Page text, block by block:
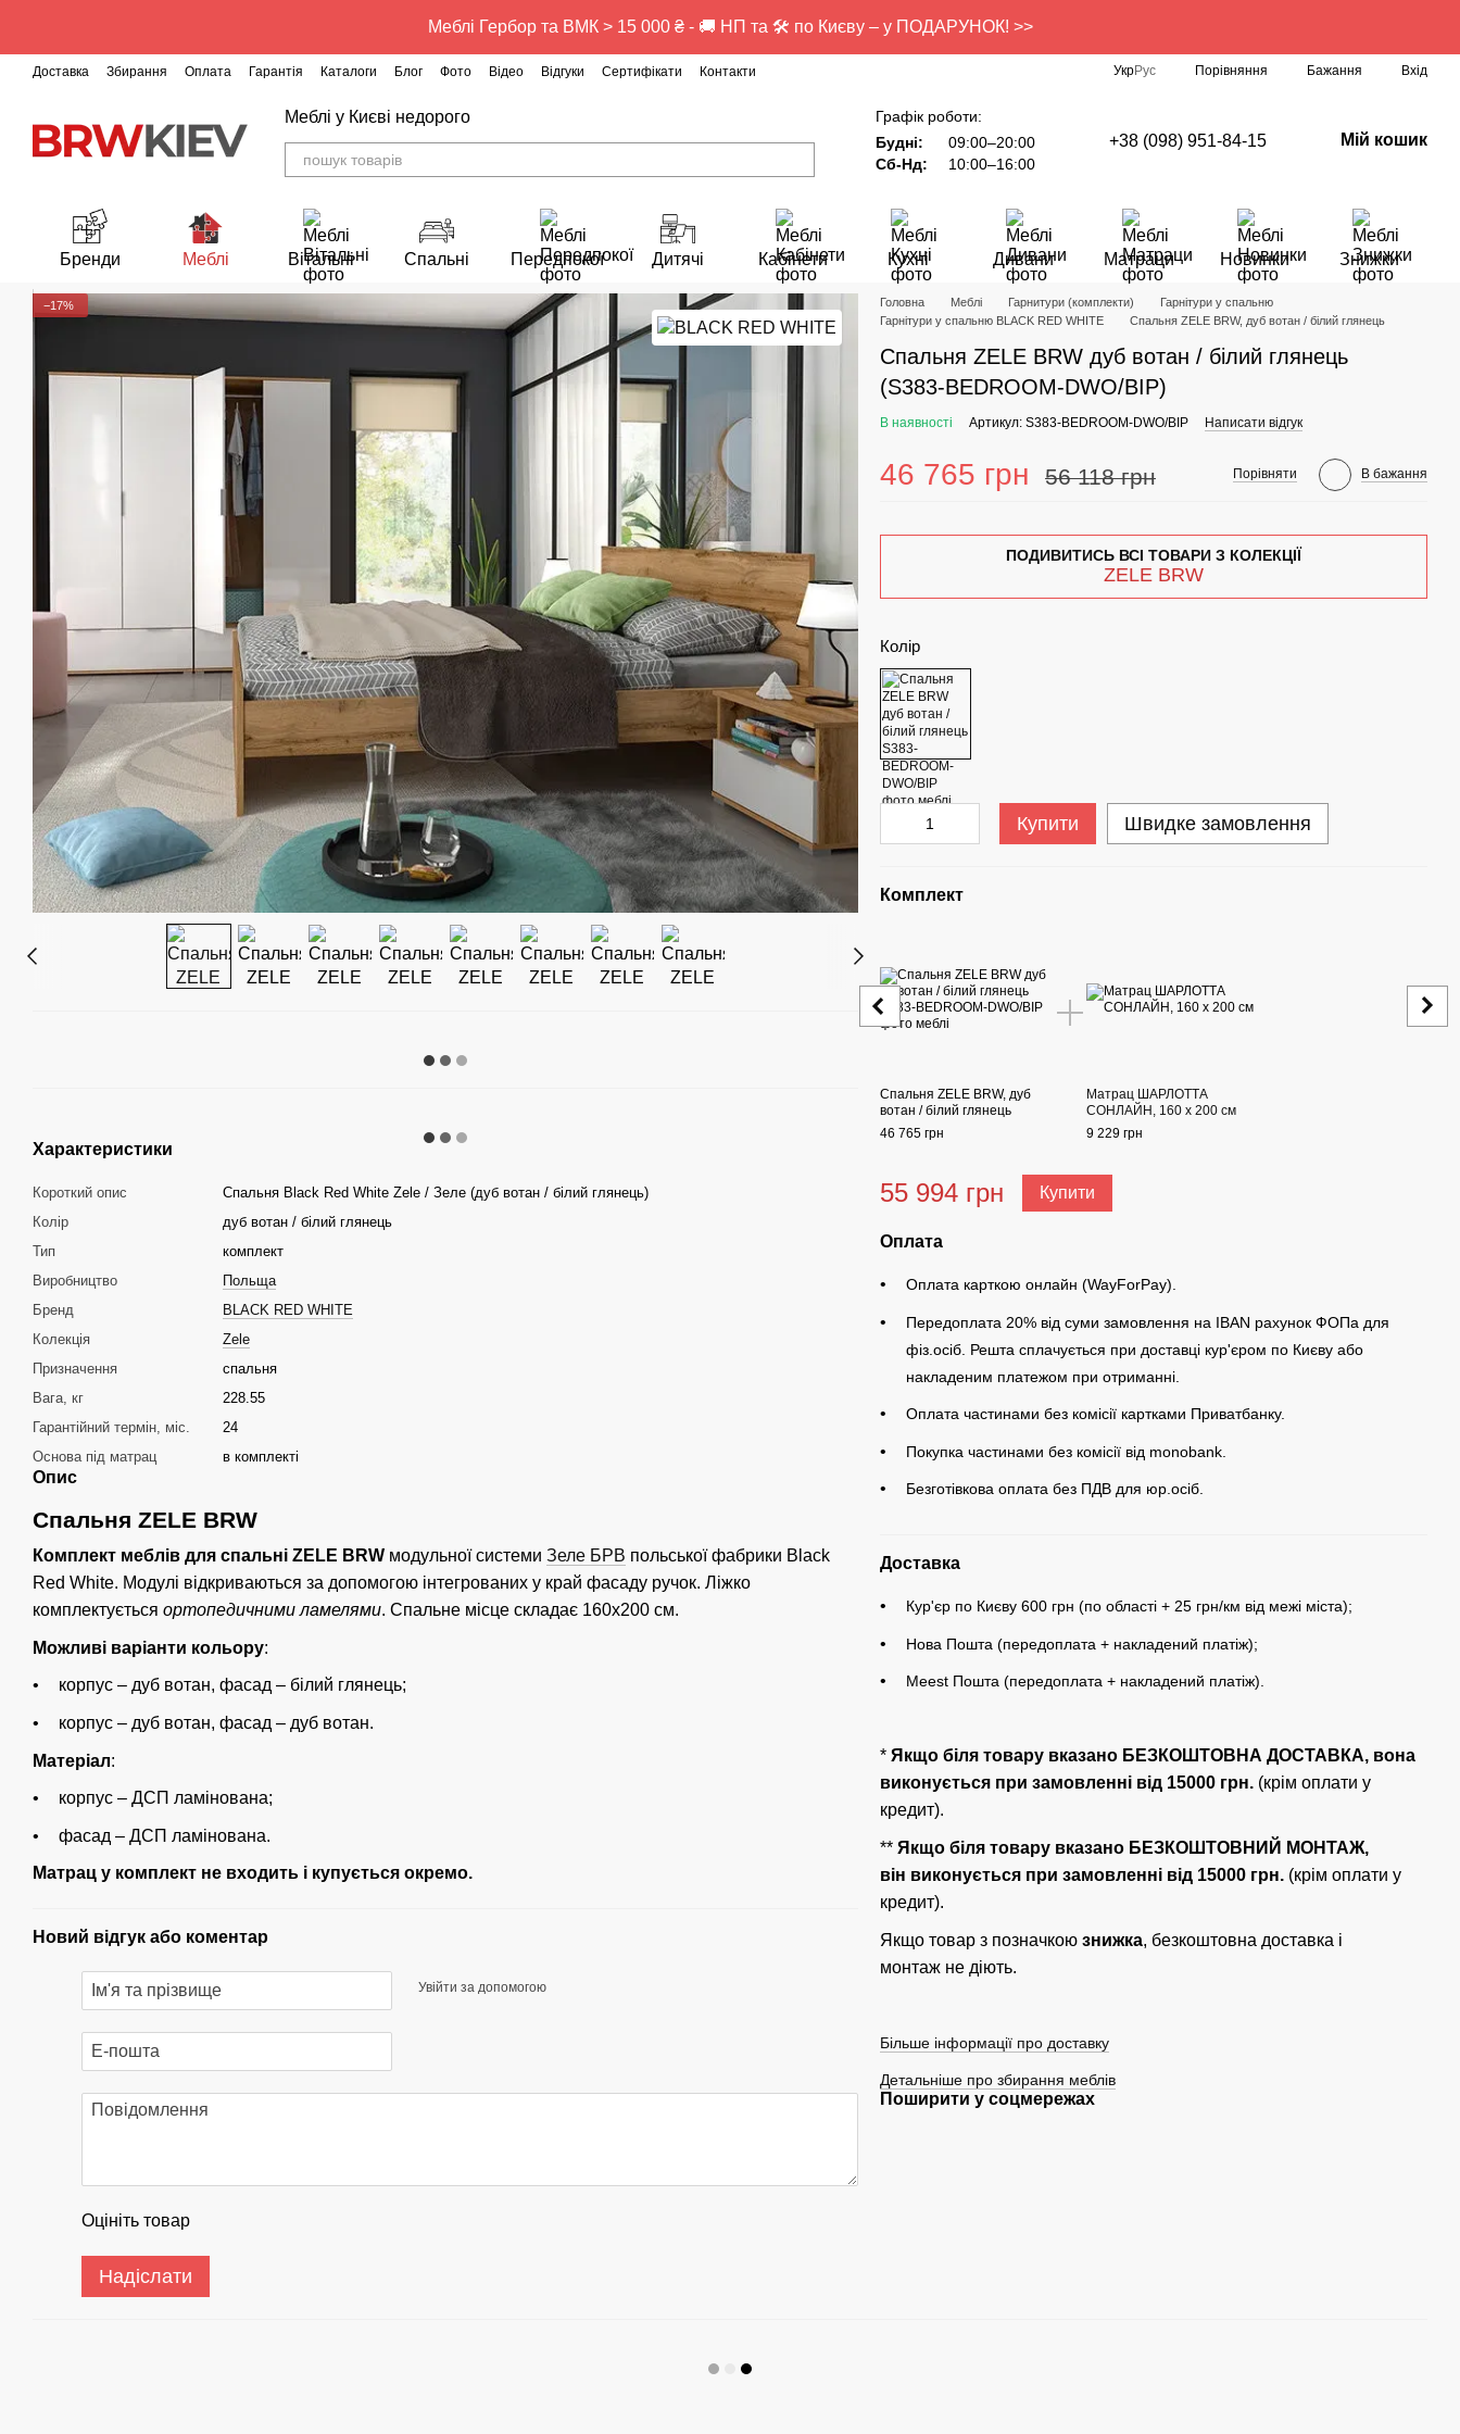
Меблі Гербор та ВМК > 15 000 ₴ - 🚚 НП та 🛠️ по Києву – у ПОДАРУНОК! >>
Доставка Збирання Оплата Гарантія Каталоги Блог Фото Відео Відгуки Сертифікати Контакти УкрРус Порівняння Бажання Вхід
Меблі у Києві недорого
Графік роботи:
Будні:
09:00–20:00
Сб-Нд:
10:00–16:00
+38 (098) 951-84-15 Мій кошик
Бренди Меблі Вітальні Спальні Передпокої Дитячі Кабінети Кухні Дивани Матраци Новинки Знижки
−17%
Характеристики
Короткий опис
Спальня Black Red White Zele / Зеле (дуб вотан / білий глянець)
Колір
дуб вотан / білий глянець
Тип
комплект
Виробництво
Польща
Бренд
BLACK RED WHITE
Колекція
Zele
Призначення
спальня
Вага, кг
228.55
Гарантійний термін, міс.
24
Основа під матрац
в комплекті
Опис
Спальня ZELE BRW
Комплект меблів для спальні ZELE BRW модульної системи Зеле БРВ польської фабрики Black
Red White. Модулі відкриваються за допомогою інтегрованих у край фасаду ручок. Ліжко
комплектується ортопедичними ламелями. Спальне місце складає 160х200 см.
Можливі варіанти кольору:
корпус – дуб вотан, фасад – білий глянець;
корпус – дуб вотан, фасад – дуб вотан.
Матеріал:
корпус – ДСП ламінована;
фасад – ДСП ламінована.
Матрац у комплект не входить і купується окремо.
Новий відгук або коментар
Увійти за допомогою
Оцініть товар
Надіслати
Головна Меблі Гарнитури (комплекти)
Гарнітури у спальню
Гарнітури у спальню BLACK RED WHITE
Спальня ZELE BRW, дуб вотан / білий глянець
Спальня ZELE BRW дуб вотан / білий глянець
(S383-BEDROOM-DWO/BIP)
В наявності Артикул: S383-BEDROOM-DWO/BIP Написати відгук
46 765 грн 56 118 грн Порівняти В бажання
ПОДИВИТИСЬ ВСІ ТОВАРИ З КОЛЕКЦІЇ
ZELE BRW
Колір
Купити Швидке замовлення
Комплект
Спальня ZELE BRW, дуб
вотан / білий глянець
46 765 грн
Матрац ШАРЛОТТА
СОНЛАЙН, 160 x 200 см
9 229 грн
55 994 грн Купити
Оплата
Оплата карткою онлайн (WayForPay).
Передоплата 20% від суми замовлення на IBAN рахунок ФОПа для
фіз.осіб. Решта сплачується при доставці кур'єром по Києву або
накладеним платежом при отриманні.
Оплата частинами без комісії картками Приватбанку.
Покупка частинами без комісії від monobank.
Безготівкова оплата без ПДВ для юр.осіб.
Доставка
Кур'єр по Києву 600 грн (по області + 25 грн/км від межі міста);
Нова Пошта (передоплата + накладений платіж);
Meest Пошта (передоплата + накладений платіж).
*Якщо біля товару вказано БЕЗКОШТОВНА ДОСТАВКА, вона
виконується при замовленні від 15000 грн. (крім оплати у
кредит).
**Якщо біля товару вказано БЕЗКОШТОВНИЙ МОНТАЖ,
він виконується при замовленні від 15000 грн. (крім оплати у
кредит).
Якщо товар з позначкоюзнижка, безкоштовна доставка і
монтаж не діють.
Більше інформації про доставку
Детальніше про збирання меблів
Поширити у соцмережах